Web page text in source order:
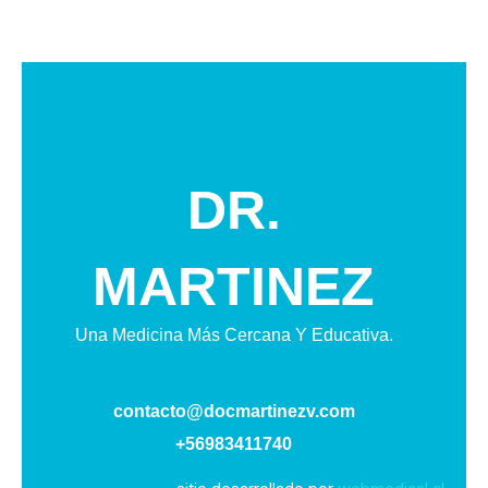
DR.
MARTINEZ
Una Medicina Más Cercana Y Educativa.
contacto@docmartinezv.com
+56983411740